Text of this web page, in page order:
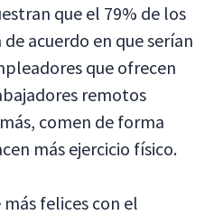
que el 79% de los
acuerdo en que serían
que ofrecen
remotos
comen de forma
más ejercicio físico.
felices con el